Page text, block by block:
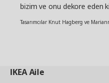
bizim ve onu dekore eden
Tasarımcılar Knut Hagberg ve
IKEAAile